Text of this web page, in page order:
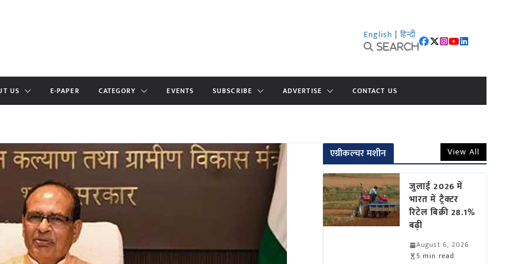
English | हिन्दी
Search
US E-PAPER CATEGORY EVENTS SUBSCRIBE ADVERTISE CONTACT US
एग्रीकल्चर मशीन View All
जुलाई 2026 में
भारत में ट्रैक्टर
रिटेल बिक्री 28.1%
बढ़ी
August 6, 2026
5 min read